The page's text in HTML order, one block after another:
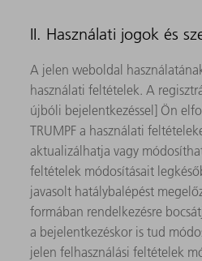
II. Használati jogok és
A jelen weboldal
használati feltételek. A
újbóli bejelentkezéssel] Ön
TRUMPF a használati
aktualizálhatja vagy
feltételek módosításait
javasolt hatálybalépést
formában rendelkezésre
a bejelentkezéskor is tud
jelen felhasználási feltételek